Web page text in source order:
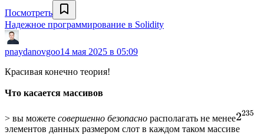
Посмотреть
Надежное программирование в Solidity
pnaydanovgoo14 мая 2025 в 05:09
Красивая конечно теория!
Что касается массивов
> вы можете совершенно безопасно располагать не менее
элементов данных размером слот в каждом таком массиве